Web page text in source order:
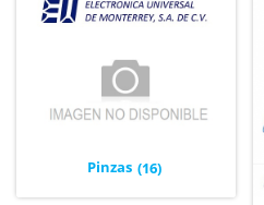
Pinzas (16)